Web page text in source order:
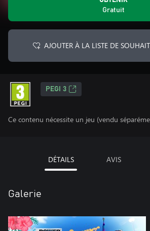
Gratuit
AJOUTER À LA LISTE DE
PEGI 3
Ce contenu nécessite un jeu (vendu
DÉTAILS AVIS
Galerie